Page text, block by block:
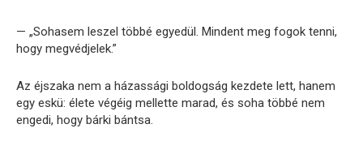
— „Sohasem leszel többé egyedül. Mindent meg fogok tenni,
hogy megvédjelek.”
Az éjszaka nem a házassági boldogság kezdete lett, hanem
egy eskü: élete végéig mellette marad, és soha többé nem
engedi, hogy bárki bántsa.